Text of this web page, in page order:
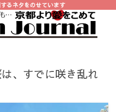
るネタをのせています
、すでに咲き乱れ